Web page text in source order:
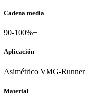
Cadena media
90-100%+
Aplicación
Asimétrico VMG-Runner
Material